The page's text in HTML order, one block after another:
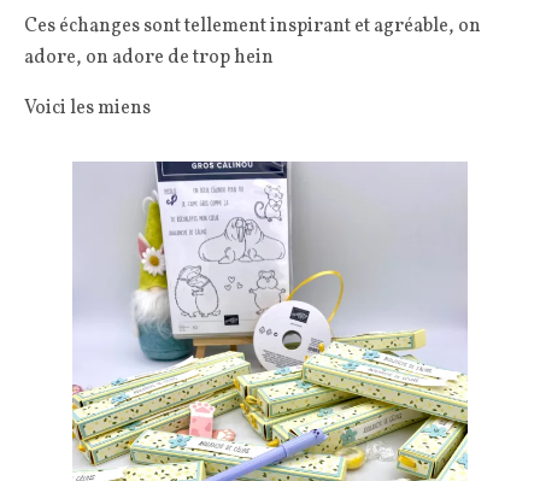
Ces échanges sont tellement inspirant et agréable, on
adore, on adore de trop hein
Voici les miens